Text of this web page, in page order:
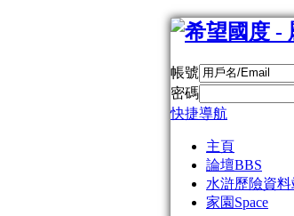
帳號
密碼
快捷導航
主頁
論壇BBS
水滸歷險資料
家園 Space